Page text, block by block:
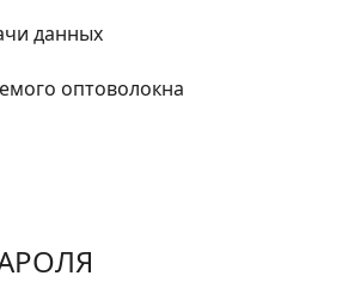
данных
оптоволокна